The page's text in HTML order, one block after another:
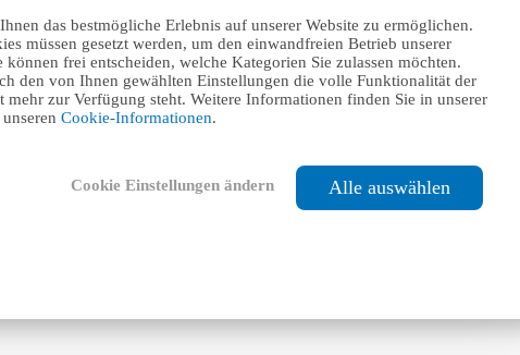
das bestmögliche Erlebnis auf unserer Website zu ermöglichen.
müssen gesetzt werden, um den einwandfreien Betrieb unserer
können frei entscheiden, welche Kategorien Sie zulassen möchten.
den von Ihnen gewählten Einstellungen die volle Funktionalität der
mehr zur Verfügung steht. Weitere Informationen finden Sie in unserer
Cookie-Informationen.
Cookie Einstellungen ändern Alle auswählen